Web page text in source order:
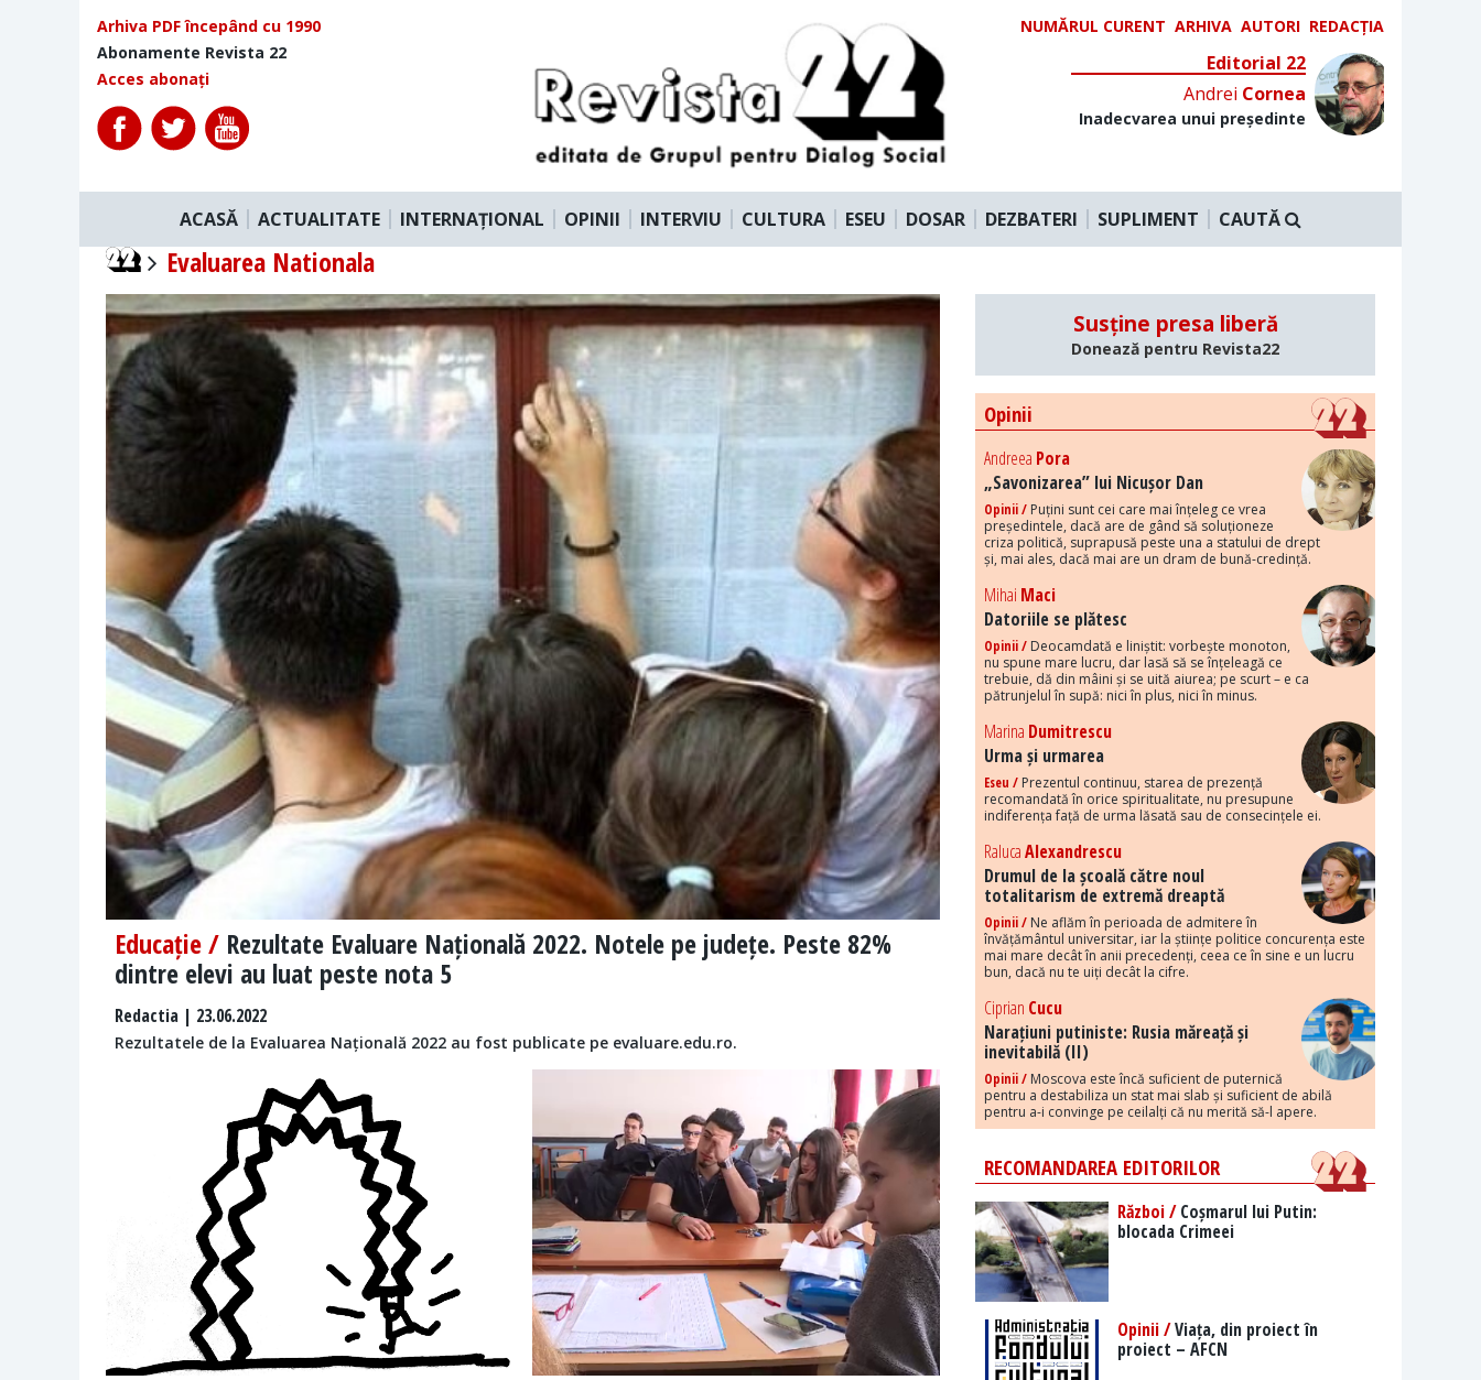
Arhiva PDF începând cu 1990
Abonamente Revista 22
Acces abonați
NUMĂRUL CURENT ARHIVA AUTORI REDACȚIA
Editorial 22
Andrei Cornea
Inadecvarea unui președinte
ACASĂ ACTUALITATE INTERNAȚIONAL OPINII INTERVIU CULTURA ESEU DOSAR DEZBATERI SUPLIMENT CAUTĂ
Evaluarea Nationala
Educație / Rezultate Evaluare Națională 2022. Notele pe județe. Peste 82%
dintre elevi au luat peste nota 5
Redactia | 23.06.2022
Rezultatele de la Evaluarea Națională 2022 au fost publicate pe evaluare.edu.ro.
Susține presa liberă
Donează pentru Revista22
Opinii
Andreea Pora
„Savonizarea” lui Nicușor Dan
Opinii / Puțini sunt cei care mai înțeleg ce vrea
președintele, dacă are de gând să soluționeze
criza politică, suprapusă peste una a statului de drept
și, mai ales, dacă mai are un dram de bună-credință.
Mihai Maci
Datoriile se plătesc
Opinii / Deocamdată e liniștit: vorbește monoton,
nu spune mare lucru, dar lasă să se înțeleagă ce
trebuie, dă din mâini și se uită aiurea; pe scurt – e ca
pătrunjelul în supă: nici în plus, nici în minus.
Marina Dumitrescu
Urma și urmarea
Eseu / Prezentul continuu, starea de prezență
recomandată în orice spiritualitate, nu presupune
indiferența față de urma lăsată sau de consecințele ei.
RalucaAlexandrescu
Drumul de la școală către noul
totalitarism de extremă dreaptă
Opinii / Ne aflăm în perioada de admitere în
învățământul universitar, iar la științe politice concurența este
mai mare decât în anii precedenți, ceea ce în sine e un lucru
bun, dacă nu te uiți decât la cifre.
Ciprian Cucu
Narațiuni putiniste: Rusia măreață și
inevitabilă (II)
Opinii / Moscova este încă suficient de puternică
pentru a destabiliza un stat mai slab și suficient de abilă
pentru a-i convinge pe ceilalți că nu merită să-l apere.
RECOMANDAREA EDITORILOR
Război /Coșmarul lui Putin:
blocada Crimeei
Opinii /Viața, din proiect în
proiect – AFCN